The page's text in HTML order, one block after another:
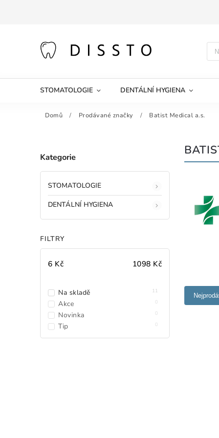
STOMATOLOGIE DENTÁLNÍ HYGIENA
Domů / Prodávané značky / Batist Medical a.s.
Kategorie
STOMATOLOGIE
DENTÁLNÍ HYGIENA
FILTRY
6 Kč 1098 Kč
Na skladě 11
Akce 0
Novinka 0
Tip 0